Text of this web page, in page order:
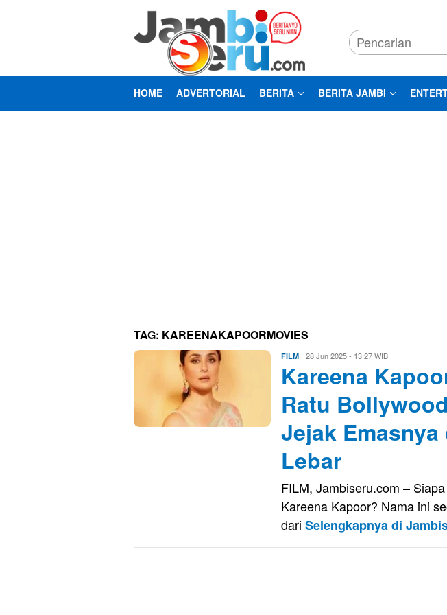
HOME ADVERTORIAL BERITA BERITA JAMBI
TAG: KAREENAKAPOORMOVIES
FILM Evo
28 Jun 2025 - 13:27 WIB
Kareena
Ratu
Jejak
Lebar
FILM, Jambiseru.com –
Kareena Kapoor? Nama ini
dari Selengkapnya di